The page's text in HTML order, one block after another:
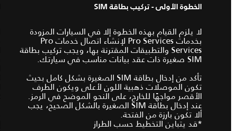
الخطوة الأولى - تركيب بطاقة SIM
لا يلزم القيام بهذه الخطوة إلا في السيارات المزودة
بخدمات Pro Services لإنشاء اتصال خدمات Pro
Services والتطبيقات المقترنة بها، ويجب تركيب بطاقة
SIM صغيرة ذات عقد بيانات مناسب في سيارتك.
تأكد من إدخال بطاقة SIM الصغيرة بشكل كامل بحيث
تكون الموصلات ذهبية اللون لأعلى ويكون الطرف
الأقصر مواجهًا للخارج، على النحو الموضح في الرمز.
عند إدخال بطاقة SIM الصغيرة بالشكل الصحيح، يجب
ألا تكون بارزة من الفتحة.
*قد يتباين التخطيط حسب الطراز